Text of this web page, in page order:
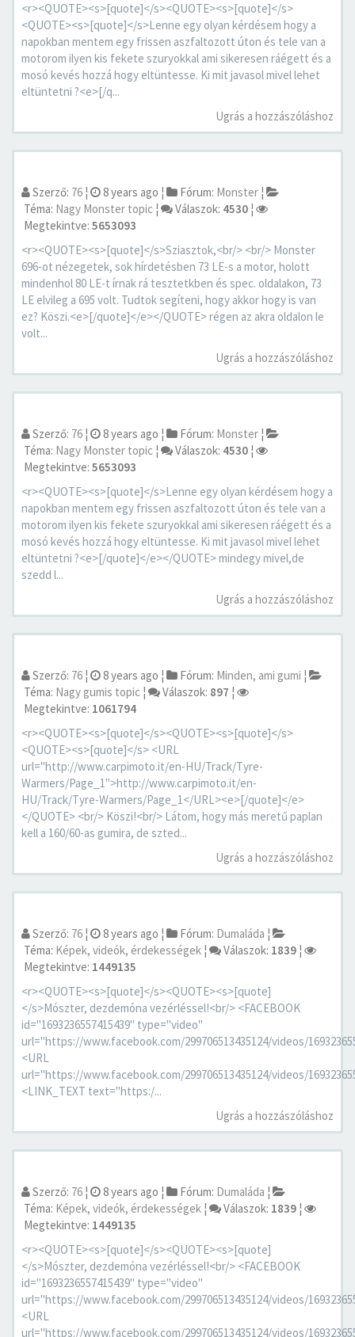
<r><QUOTE><s>[quote]</s><QUOTE><s>[quote]</s>
<QUOTE><s>[quote]</s>Lenne egy olyan kérdésem hogy a
napokban mentem egy frissen aszfaltozott úton és tele van a
motorom ilyen kis fekete szuryokkal ami sikeresen ráégett és a
mosó kevés hozzá hogy eltüntesse. Ki mit javasol mivel lehet
eltüntetni ?<e>[/q...
Ugrás a hozzászóláshoz
Szerző: 76 ¦ 8 years ago ¦ Fórum: Monster ¦
Téma: Nagy Monster topic ¦ Válaszok: 4530 ¦
Megtekintve: 5653093
<r><QUOTE><s>[quote]</s>Sziasztok,<br/> <br/> Monster
696-ot nézegetek, sok hírdetésben 73 LE-s a motor, holott
mindenhol 80 LE-t írnak rá tesztetkben és spec. oldalakon, 73
LE elvileg a 695 volt. Tudtok segíteni, hogy akkor hogy is van
ez? Köszi.<e>[/quote]</e></QUOTE> régen az akra oldalon le
volt...
Ugrás a hozzászóláshoz
Szerző: 76 ¦ 8 years ago ¦ Fórum: Monster ¦
Téma: Nagy Monster topic ¦ Válaszok: 4530 ¦
Megtekintve: 5653093
<r><QUOTE><s>[quote]</s>Lenne egy olyan kérdésem hogy a
napokban mentem egy frissen aszfaltozott úton és tele van a
motorom ilyen kis fekete szuryokkal ami sikeresen ráégett és a
mosó kevés hozzá hogy eltüntesse. Ki mit javasol mivel lehet
eltüntetni ?<e>[/quote]</e></QUOTE> mindegy mivel,de
szedd l...
Ugrás a hozzászóláshoz
Szerző: 76 ¦ 8 years ago ¦ Fórum: Minden, ami gumi ¦
Téma: Nagy gumis topic ¦ Válaszok: 897 ¦
Megtekintve: 1061794
<r><QUOTE><s>[quote]</s><QUOTE><s>[quote]</s>
<QUOTE><s>[quote]</s> <URL
url="http://www.carpimoto.it/en-HU/Track/Tyre-
Warmers/Page_1">http://www.carpimoto.it/en-
HU/Track/Tyre-Warmers/Page_1</URL><e>[/quote]</e>
</QUOTE> <br/> Köszi!<br/> Látom, hogy más meretű paplan
kell a 160/60-as gumira, de szted...
Ugrás a hozzászóláshoz
Szerző: 76 ¦ 8 years ago ¦ Fórum: Dumaláda ¦
Téma: Képek, videók, érdekességek ¦ Válaszok: 1839 ¦
Megtekintve: 1449135
<r><QUOTE><s>[quote]</s><QUOTE><s>[quote]
</s>Mószter, dezdemóna vezérléssel!<br/> <FACEBOOK
id="1693236557415439" type="video"
url="https://www.facebook.com/299706513435124/videos/
<URL
url="https://www.facebook.com/299706513435124/videos/
<LINK_TEXT text="https:/...
Ugrás a hozzászóláshoz
Szerző: 76 ¦ 8 years ago ¦ Fórum: Dumaláda ¦
Téma: Képek, videók, érdekességek ¦ Válaszok: 1839 ¦
Megtekintve: 1449135
<r><QUOTE><s>[quote]</s><QUOTE><s>[quote]
</s>Mószter, dezdemóna vezérléssel!<br/> <FACEBOOK
id="1693236557415439" type="video"
url="https://www.facebook.com/299706513435124/videos/
<URL
url="https://www.facebook.com/299706513435124/videos/